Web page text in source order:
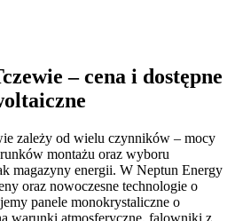
– cena i dostępne
zależy od wielu czynników – mocy
montażu oraz wyboru
magazyny energii. W Neptun Energy
oraz nowoczesne technologie o
panele monokrystaliczne o
warunki atmosferyczne, falowniki z